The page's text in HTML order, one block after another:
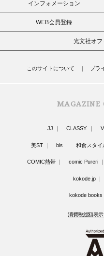
インフォメーション
WEB会員登録
光文社オフ
このサイトについて プラ
MAGAZINE
JJ CLASSY.
美ST bis 和食スタイ
COMIC熱帯 comic Pureri
kokode.jp
kokode books
消費税総額表